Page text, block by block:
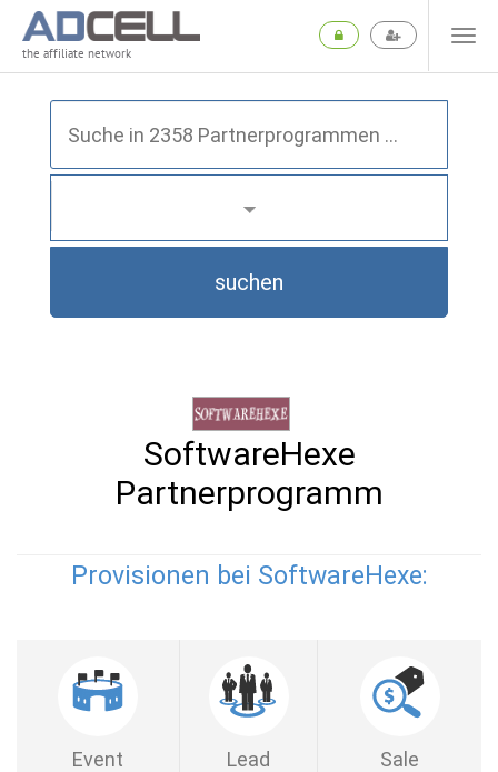
the affiliate network
suchen
SoftwareHexe
Partnerprogramm
Provisionen bei SoftwareHexe:
Event Lead Sale